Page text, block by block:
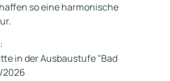
so eine harmonische
in der Ausbaustufe "Bad
2026